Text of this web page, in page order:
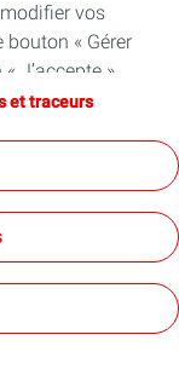
vos
« Gérer
J’accepte »,
cookies. Dans le
du site
vous pouvez
et
et traceurs